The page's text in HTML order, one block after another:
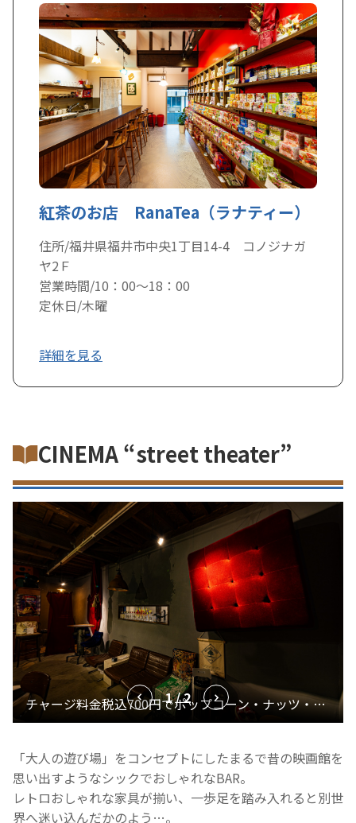
紅茶のお店 RanaTea（ラナティー）
住所/福井県福井市中央1丁目14-4 コノジナガ
ヤ2Ｆ
営業時間/10：00～18：00
定休日/木曜
詳細を見る
CINEMA “street theater”
1 / 2
「大人の遊び場」をコンセプトにしたまるで昔の映画館を
思い出すようなシックでおしゃれなBAR。
レトロおしゃれな家具が揃い、一歩足を踏み入れると別世
界へ迷い込んだかのよう…。